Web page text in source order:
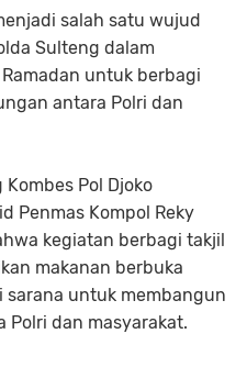
salah satu wujud
Sulteng dalam
untuk berbagi
antara Polri dan
Pol Djoko
Penmas Kompol Reky
kegiatan berbagi takjil
makanan berbuka
sarana untuk membangun
Polri dan masyarakat.